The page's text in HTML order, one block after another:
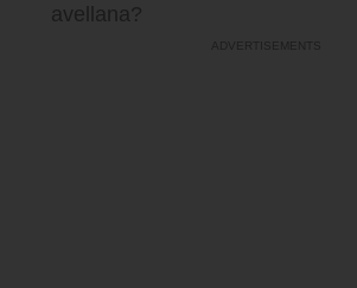
avellana?